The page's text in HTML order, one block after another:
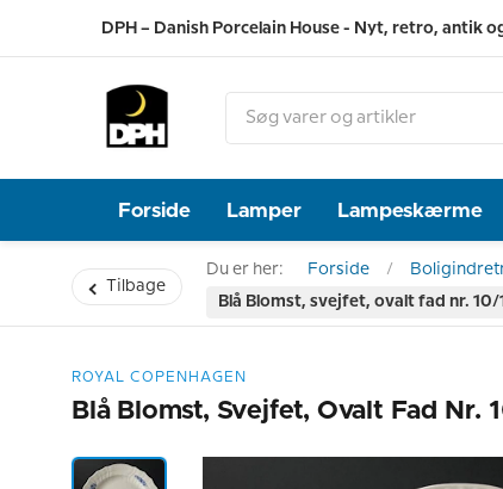
DPH – Danish Porcelain House - Nyt, retro, antik
Forside Lamper Lampeskærme
Tilbage
Du er her: Forside
Blå Blomst, svejfet, ovalt fad nr.
ROYAL COPENHAGEN
Blå Blomst, Svejfet, Ovalt Fad Nr.